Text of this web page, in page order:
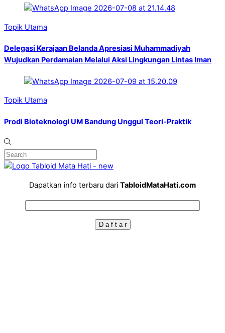
Topik Utama
Delegasi Kerajaan Belanda Apresiasi Muhammadiyah
Wujudkan Perdamaian Melalui Aksi Lingkungan Lintas Iman
Topik Utama
Prodi Bioteknologi UM Bandung Unggul Teori-Praktik
Dapatkan info terbaru dari TabloidMataHati.com